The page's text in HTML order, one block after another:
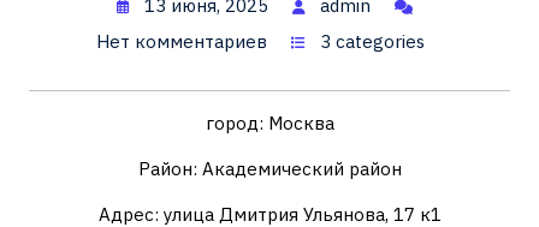
13 июня, 2025
admin
Нет комментариев
3 categories
город: Москва
Район: Академический район
Адрес: улица Дмитрия Ульянова, 17 к1